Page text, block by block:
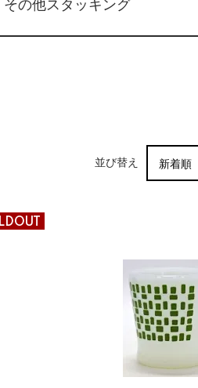
その他スタッキング
並び替え